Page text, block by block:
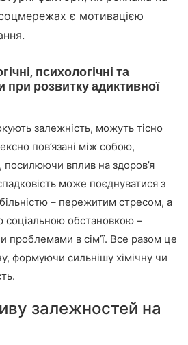
є мотивацією
психологічні та
при розвитку адиктивної
залежність, можуть тісно
пов’язані між собою,
посилюючи вплив на здоров’я
може поєднуватися з
– пережитим стресом, а
соціальною обстановкою –
проблемами в сім’ї. Все разом це
формуючи сильнішу хімічну чи
залежностей на